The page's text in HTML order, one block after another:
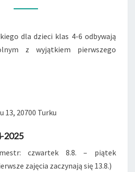
dla dzieci klas 4-6 odbywają
z wyjątkiem pierwszego
13, 20700 Turku
2025
czwartek 8.8. – piątek
zajęcia zaczynają się 13.8.)